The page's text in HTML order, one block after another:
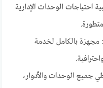
احتياجات الوحدات الإدارية
بالكامل لخدمة
جميع الوحدات والأدوار،